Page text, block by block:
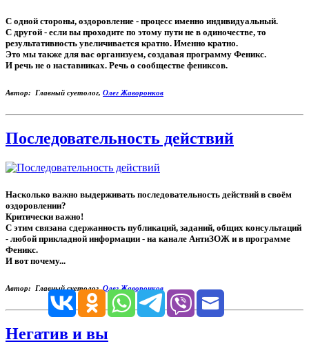
С одной стороны, оздоровление - процесс именно индивидуальный.
С другой - если вы проходите по этому пути не в одиночестве, то
результативность увеличивается кратно. Именно кратно.
Это мы также для вас организуем, создавая программу Феникс.
И речь не о наставниках. Речь о сообществе фениксов.
Автор: Главный суетолог, Олег Жаворонков
Последовательность действий
Насколько важно выдерживать последовательность действий в своём
оздоровлении?
Критически важно!
С этим связана сдержанность публикаций, заданий, общих консультаций
- любой прикладной информации - на канале АнтиЗОЖ и в программе
Феникс.
И вот почему...
Автор: Главный суетолог,Олег Жаворонков
Негатив и вы